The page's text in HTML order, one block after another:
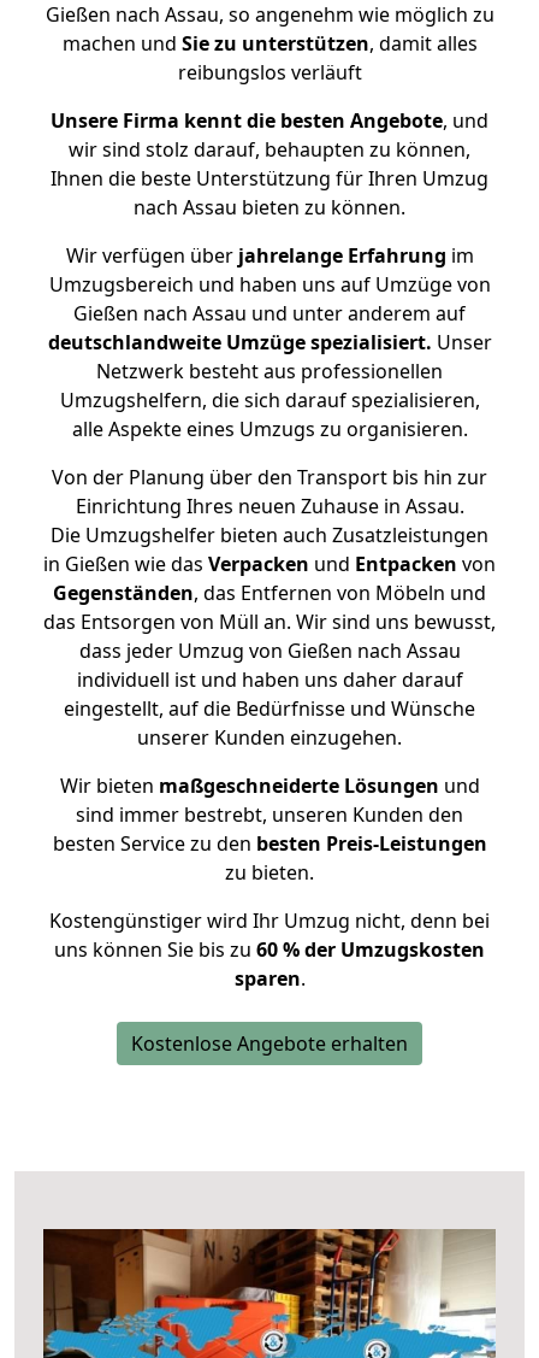
Gießen nach Assau, so angenehm wie möglich zu
machen und Sie zu unterstützen, damit alles
reibungslos verläuft
Unsere Firma kennt die besten Angebote, und
wir sind stolz darauf, behaupten zu können,
Ihnen die beste Unterstützung für Ihren Umzug
nach Assau bieten zu können.
Wir verfügen überjahrelange Erfahrung im
Umzugsbereich und haben uns auf Umzüge von
Gießen nach Assau und unter anderem auf
deutschlandweite Umzüge spezialisiert. Unser
Netzwerk besteht aus professionellen
Umzugshelfern, die sich darauf spezialisieren,
alle Aspekte eines Umzugs zu organisieren.
Von der Planung über den Transport bis hin zur
Einrichtung Ihres neuen Zuhause in Assau.
Die Umzugshelfer bieten auch Zusatzleistungen
in Gießen wie das Verpacken und Entpacken von
Gegenständen, das Entfernen von Möbeln und
das Entsorgen von Müll an. Wir sind uns bewusst,
dass jeder Umzug von Gießen nach Assau
individuell ist und haben uns daher darauf
eingestellt, auf die Bedürfnisse und Wünsche
unserer Kunden einzugehen.
Wir bieten maßgeschneiderte Lösungen und
sind immer bestrebt, unseren Kunden den
besten Service zu den besten Preis-Leistungen
zu bieten.
Kostengünstiger wird Ihr Umzug nicht, denn bei
uns können Sie bis zu 60 % der Umzugskosten
sparen.
Kostenlose Angebote erhalten